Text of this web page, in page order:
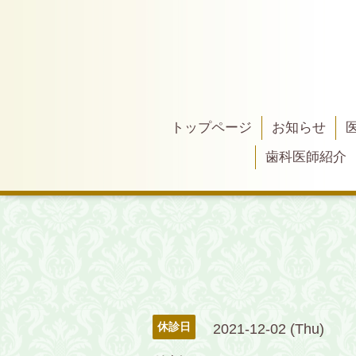
トップページ お知らせ
歯科医師紹介
休診日 2021-12-02 (Thu)